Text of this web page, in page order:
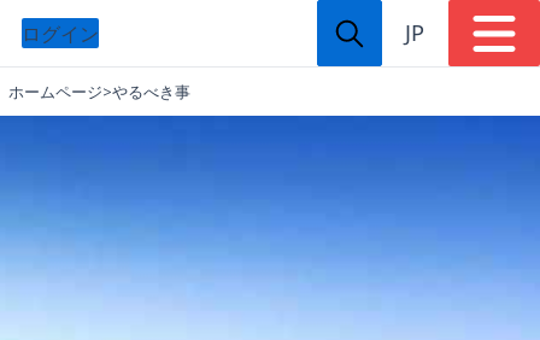
ログイン JP
ホームページ>やるべき事